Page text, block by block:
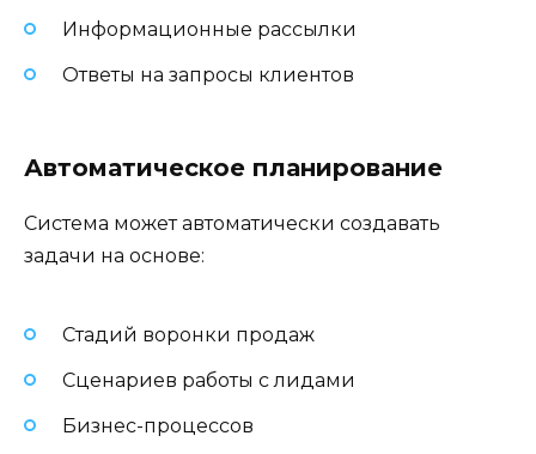
Информационные рассылки
Ответы на запросы клиентов
Автоматическое планирование
Система может автоматически создавать
задачи на основе:
Стадий воронки продаж
Сценариев работы с лидами
Бизнес-процессов